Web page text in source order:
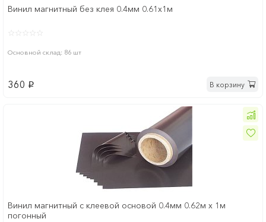
Винил магнитный без клея 0.4мм 0.61х1м
Основной склад: 86 шт
360 p В корзину
Винил магнитный с клеевой основой 0.4мм 0.62м х 1м
погонный